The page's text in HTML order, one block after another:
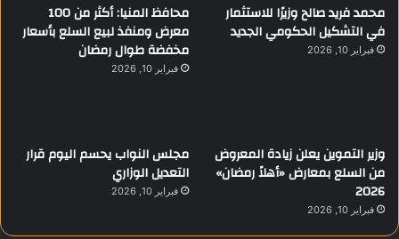
محمد فريد صالح وزيرًا للاستثمار
في التشكيل الحكومي الجديد
فبراير 10, 2026
محافظ المنيا: أكثر من 100
معرض ومنفذ لبيع السلع بأسعار
مخفضة طوال رمضان
فبراير 10, 2026
وزير التموين يعلن زيادة المعروض
من السلع بمعارض «أهلاً رمضان»
2026
فبراير 10, 2026
مجلس النواب يحسم اليوم قرار
التعديل الوزاري
فبراير 10, 2026